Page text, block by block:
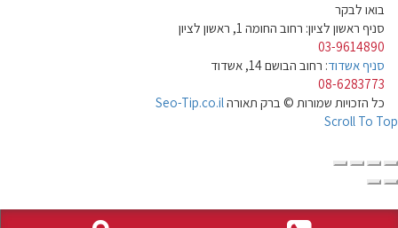
בואו לבקר
סניף ראשון לציון: רחוב החומה 1, ראשון לציון
03-9614890
סניף אשדוד: רחוב הבושם 14, אשדוד
08-6283773
כל הזכויות שמורות © ברק תאורהSeo-Tip.co.il
Scroll To Top